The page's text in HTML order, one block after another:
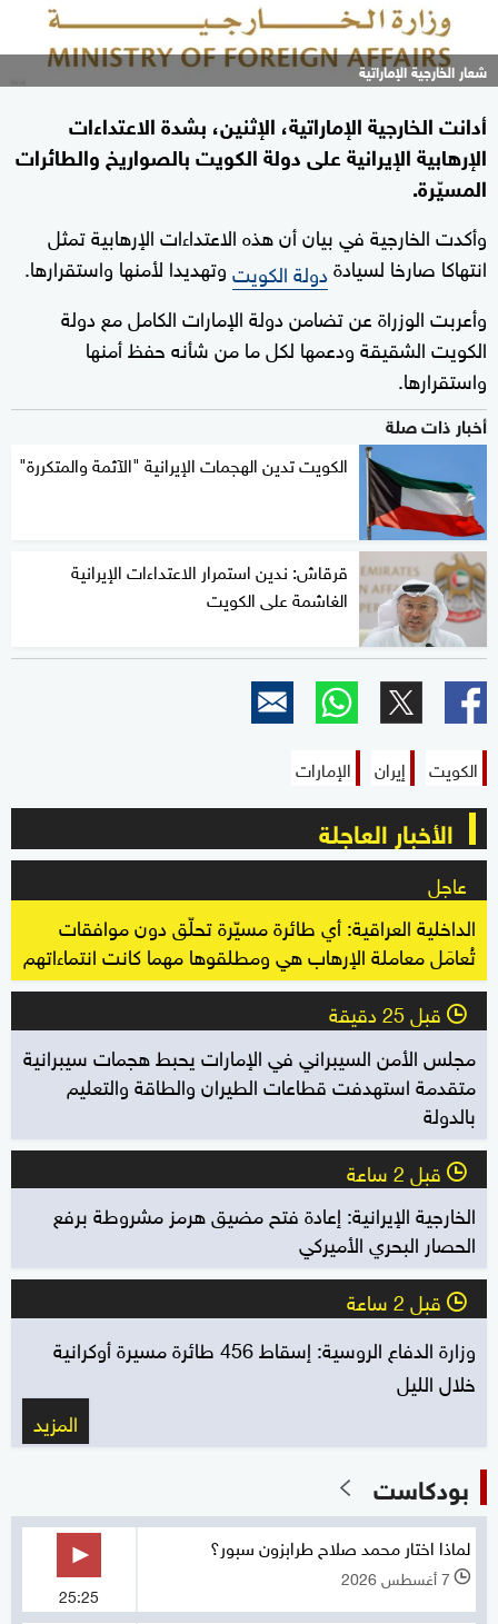
شعار الخارجية الإماراتية
أدانت الخارجية الإماراتية، الإثنين، بشدة الاعتداءات
الإرهابية الإيرانية على دولة الكويت بالصواريخ والطائرات
المسيّرة.
وأكدت الخارجية في بيان أن هذه الاعتداءات الإرهابية تمثل
انتهاكا صارخا لسيادةدولة الكويتوتهديدا لأمنها واستقرارها.
وأعربت الوزراة عن تضامن دولة الإمارات الكامل مع دولة
الكويت الشقيقة ودعمها لكل ما من شأنه حفظ أمنها
واستقرارها.
أخبار ذات صلة
الكويت تدين الهجمات الإيرانية "الآثمة والمتكررة"
قرقاش: ندين استمرار الاعتداءات الإيرانية
الغاشمة على الكويت
الكويت إيران الإمارات
الأخبار العاجلة
عاجل
الداخلية العراقية: أي طائرة مسيّرة تحلّق دون موافقات
تُعامَل معاملة الإرهاب هي ومطلقوها مهما كانت انتماءاتهم
l قبل 25 دقيقة
مجلس الأمن السيبراني في الإمارات يحبط هجمات سيبرانية
متقدمة استهدفت قطاعات الطيران والطاقة والتعليم
بالدولة
l قبل 2 ساعة
الخارجية الإيرانية: إعادة فتح مضيق هرمز مشروطة برفع
الحصار البحري الأميركي
l قبل 2 ساعة
وزارة الدفاع الروسية: إسقاط 456 طائرة مسيرة أوكرانية
خلال الليل
المزيد
بودكاست
لماذا اختار محمد صلاح طرابزون سبور؟
l 7 أغسطس 2026
25:25